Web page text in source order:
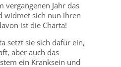
vergangenen Jahr das
widmet sich nun ihren
ist die Charta!
setzt sie sich dafür ein,
aber auch das
ein Kranksein und